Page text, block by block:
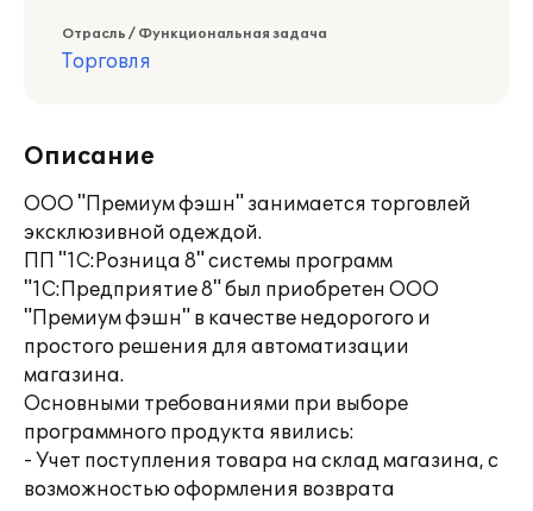
Отрасль / Функциональная задача
Торговля
Описание
ООО "Премиум фэшн" занимается торговлей
эксклюзивной одеждой.
ПП "1С:Розница 8" системы программ
"1С:Предприятие 8" был приобретен ООО
"Премиум фэшн" в качестве недорогого и
простого решения для автоматизации
магазина.
Основными требованиями при выборе
программного продукта явились:
- Учет поступления товара на склад магазина, с
возможностью оформления возврата